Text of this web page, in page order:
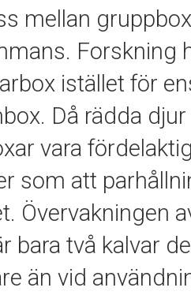
mellan
Forskning
istället för
Då rädda
vara
som att
Övervakningen
bara två kalvar
än vid